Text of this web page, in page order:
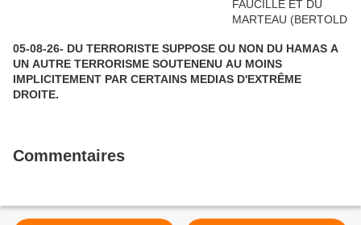
05-08-26- DU TERRORISTE SUPPOSE OU NON DU HAMAS A
UN AUTRE TERRORISME SOUTENENU AU MOINS
IMPLICITEMENT PAR CERTAINS MEDIAS D'EXTRÊME
DROITE.
Commentaires